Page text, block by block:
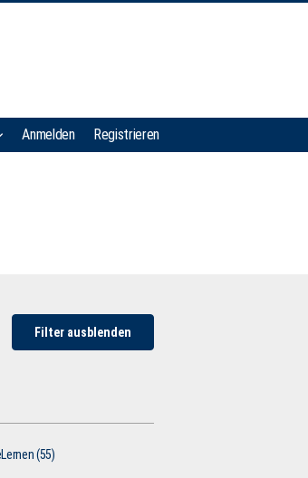
Anmelden Registrieren
Filter ausblenden
(55)